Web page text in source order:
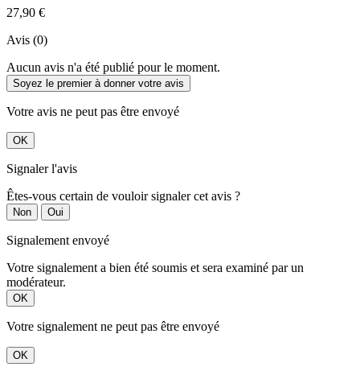
27,90 €
Avis (0)
Aucun avis n'a été publié pour le moment.
Soyez le premier à donner votre avis
Votre avis ne peut pas être envoyé
OK
Signaler l'avis
Êtes-vous certain de vouloir signaler cet avis ?
Non Oui
Signalement envoyé
Votre signalement a bien été soumis et sera examiné par un
modérateur.
OK
Votre signalement ne peut pas être envoyé
OK